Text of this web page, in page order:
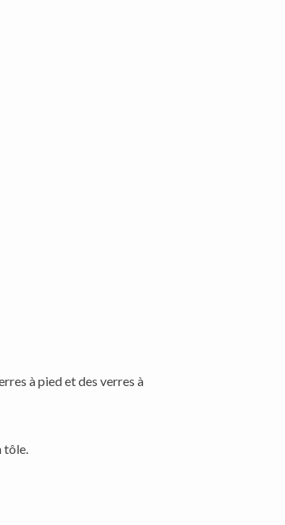
à pied et des verres à
tôle.